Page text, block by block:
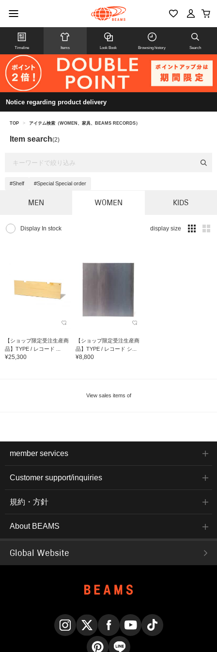
Timeline Items Look Book Browsing history Search
Notice regarding product delivery
TOP > アイテム検索（WOMEN、家具、BEAMS RECORDS）
Item search(2)
#Shelf #Special Special order
MEN WOMEN KIDS
Display In stock display size
【ショップ限定受注生産商
品】TYPE / レコード ...
¥25,300
【ショップ限定受注生産商
品】TYPE / レコード シ...
¥8,800
View sales items of
member services
Customer support/inquiries
規約・方針
About BEAMS
Global Website